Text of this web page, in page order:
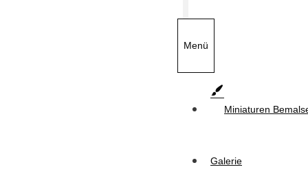
Menü
Miniaturen
Galerie